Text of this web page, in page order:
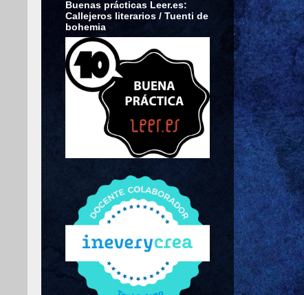
Buenas prácticas Leer.es:
Callejeros literarios / Tuenti de
bohemia